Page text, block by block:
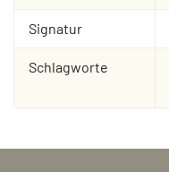
Signatur
Schlagworte